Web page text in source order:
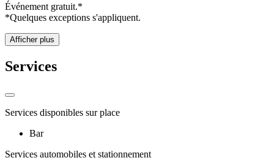
Événement gratuit.*
*Quelques exceptions s'appliquent.
Afficher plus
Services
Services disponibles sur place
Bar
Services automobiles et stationnement